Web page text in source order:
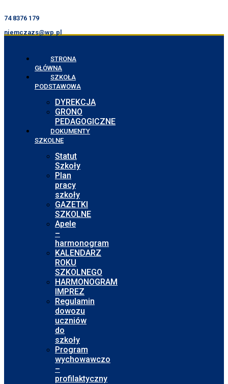
74 8376 179
niemczazs@wp.pl
STRONA
GŁÓWNA
SZKOŁA
PODSTAWOWA
DYREKCJA
GRONO
PEDAGOGICZNE
DOKUMENTY
SZKOLNE
Statut
Szkoły
Plan
pracy
szkoły
GAZETKI
SZKOLNE
Apele
–
harmonogram
KALENDARZ
ROKU
SZKOLNEGO
HARMONOGRAM
IMPREZ
Regulamin
dowozu
uczniów
do
szkoły
Program
wychowawczo
–
profilaktyczny